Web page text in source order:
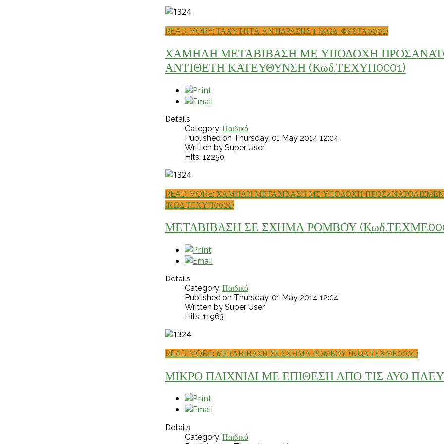
READ MORE: ΤΑΧΥΤΗΤΑ ΑΝΤΙΔΡΑΣΗΣ 1 (ΚΩΔ. ΦΥΣΤΑ0001)
ΧΑΜΗΛΗ ΜΕΤΑΒΙΒΑΣΗ ΜΕ ΥΠΟΔΟΧΗ
ΑΝΤΙΘΕΤΗ ΚΑΤΕΥΘΥΝΣΗ (Κωδ.ΤΕΧΥΠ0001)
Details
Category: Παιδικό
Published on Thursday, 01 May 2014 12:04
Written by Super User
Hits: 12250
READ MORE: ΧΑΜΗΛΗ ΜΕΤΑΒΙΒΑΣΗ ΜΕ ΥΠΟΔΟΧΗ
(ΚΩΔ.ΤΕΧΥΠ0001)
ΜΕΤΑΒΙΒΑΣΗ ΣΕ ΣΧΗΜΑ ΡΟΜΒΟΥ
Details
Category: Παιδικό
Published on Thursday, 01 May 2014 12:04
Written by Super User
Hits: 11963
READ MORE: ΜΕΤΑΒΙΒΑΣΗ ΣΕ ΣΧΗΜΑ ΡΟΜΒΟΥ (ΚΩΔ.ΤΕΧΜΕ0001)
ΜΙΚΡΟ ΠΑΙΧΝΙΔΙ ΜΕ ΕΠΙΘΕΣΗ ΑΠΟ ΤΙΣ ΔΥΟ
Details
Category: Παιδικό